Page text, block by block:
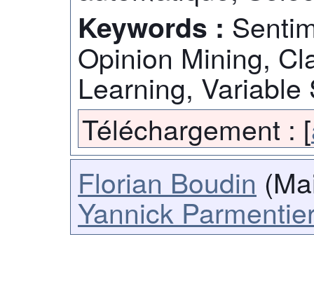
Keywords :
Opinion Mining,
Learning, Variable
Téléchargement : [
Florian Boudin
Yannick